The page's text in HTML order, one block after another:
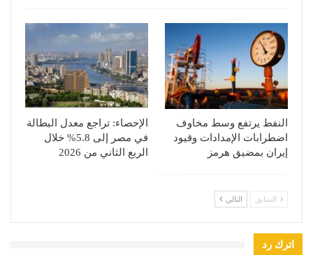
النفط يرتفع وسط مخاوف
اضطرابات الإمدادات وقيود
إيران بمضيق هرمز
الإحصاء: تراجع معدل البطالة
في مصر إلى 5.8% خلال
الربع الثاني من 2026
السابق التالي
اترك رد